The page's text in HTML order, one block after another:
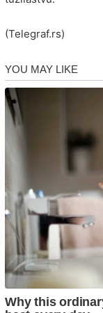
(Telegraf.rs)